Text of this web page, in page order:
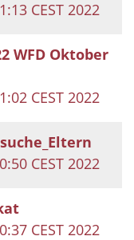
CEST 2022
WFD Oktober
CEST 2022
CEST 2022
CEST 2022